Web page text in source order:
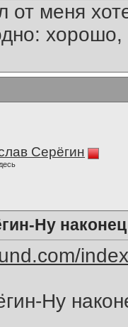
от меня
Серёгин
Ну
Ну